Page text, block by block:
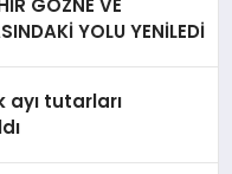
GÖZNE VE
YOLU YENİLEDİ
ayı tutarları